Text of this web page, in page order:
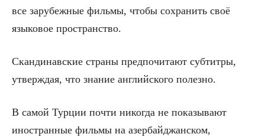
все зарубежные фильмы, чтобы сохранить своё
языковое пространство.
Скандинавские страны предпочитают субтитры,
утверждая, что знание английского полезно.
В самой Турции почти никогда не показывают
иностранные фильмы на азербайджанском,